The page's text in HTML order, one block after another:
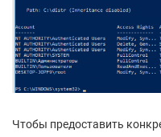
Чтобы предоставить